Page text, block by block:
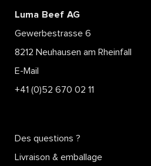
Luma Beef AG
Gewerbestrasse 6
8212 Neuhausen am Rheinfall
E-Mail
+41 (0)52 670 02 11
Des questions ?
Livraison & emballage